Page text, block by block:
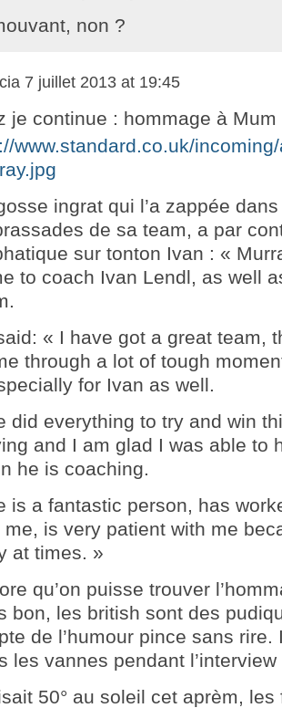
non ?
7 juillet 2013 at 19:45
je continue : hommage à Mum
www.standard.co.uk/
ingrat qui l’a zappée
de sa team, a par
sur tonton Ivan : «
to coach Ivan Lendl, as well
« I have got a great team,
through a lot of tough
for Ivan as well.
did everything to try and win
and I am glad I was able to
he is coaching.
is a fantastic person, has
me, is very patient with me
at times. »
qu’on puisse trouver
bon, les british sont des
de l’humour pince sans
les vannes pendant
50° au soleil cet aprèm, les